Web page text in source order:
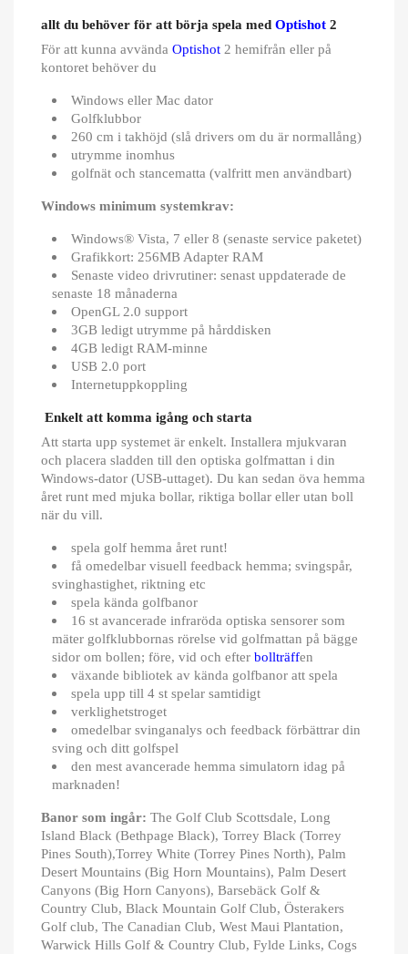
allt du behöver för att börja spela med Optishot 2
För att kunna avvända Optishot 2 hemifrån eller på
kontoret behöver du
Windows eller Mac dator
Golfklubbor
260 cm i takhöjd (slå drivers om du är normallång)
utrymme inomhus
golfnät och stancematta (valfritt men användbart)
Windows minimum systemkrav:
Windows® Vista, 7 eller 8 (senaste service paketet)
Grafikkort: 256MB Adapter RAM
Senaste video drivrutiner: senast uppdaterade de
senaste 18 månaderna
OpenGL 2.0 support
3GB ledigt utrymme på hårddisken
4GB ledigt RAM-minne
USB 2.0 port
Internetuppkoppling
Enkelt att komma igång och starta
Att starta upp systemet är enkelt. Installera mjukvaran
och placera sladden till den optiska golfmattan i din
Windows-dator (USB-uttaget). Du kan sedan öva hemma
året runt med mjuka bollar, riktiga bollar eller utan boll
när du vill.
spela golf hemma året runt!
få omedelbar visuell feedback hemma; svingspår,
svinghastighet, riktning etc
spela kända golfbanor
16 st avancerade infraröda optiska sensorer som
mäter golfklubbornas rörelse vid golfmattan på bägge
sidor om bollen; före, vid och efter bollträffen
växande bibliotek av kända golfbanor att spela
spela upp till 4 st spelar samtidigt
verklighetstroget
omedelbar svinganalys och feedback förbättrar din
sving och ditt golfspel
den mest avancerade hemma simulatorn idag på
marknaden!
Banor som ingår: The Golf Club Scottsdale, Long
Island Black (Bethpage Black), Torrey Black (Torrey
Pines South),Torrey White (Torrey Pines North), Palm
Desert Mountains (Big Horn Mountains), Palm Desert
Canyons (Big Horn Canyons), Barsebäck Golf &
Country Club, Black Mountain Golf Club, Österakers
Golf club, The Canadian Club, West Maui Plantation,
Warwick Hills Golf & Country Club, Fylde Links, Cogs